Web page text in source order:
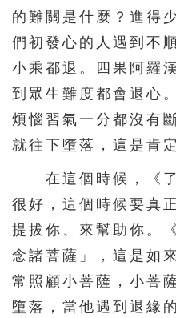
的難關是什麼？進得
們初發心的人遇到不
小乘都退。四果阿羅
到眾生難度都會退心
煩惱習氣一分都沒有
就往下墮落，這是肯
在這個時候，《了
很好，這個時候要真
提拔你、來幫助你。
念諸菩薩」，這是如
常照顧小菩薩，小菩
墮落，當他遇到退緣